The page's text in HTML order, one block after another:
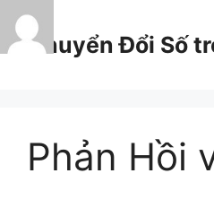
Chuyển
đến
nội
Chuyển Đổi Số
Phản Hồi